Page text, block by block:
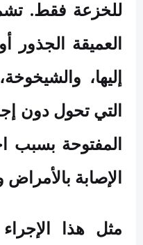
للخزعة فقط.
العميقة
إليها،
التي تحول دون
المفتوحة بسبب
الإصابة بالأمراض
مثل هذا